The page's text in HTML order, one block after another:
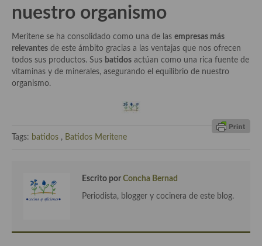
Entrantes y primeros platos
Ensaladas
Entrantes
Gazpachos, salmorejos, sopas y cremas frías
Legumbres y cereales
Cuscús
nuestro organismo
Meritene se ha consolidado como una de las empresas más
relevantes de este ámbito gracias a las ventajas que nos ofrecen
todos sus productos. Sus batidos actúan como una rica fuente de
vitaminas y de minerales, asegurando el equilibrio de nuestro
organismo.
Tags: batidos , Batidos Meritene
Escrito por Concha Bernad
Periodista, blogger y cocinera de este blog.